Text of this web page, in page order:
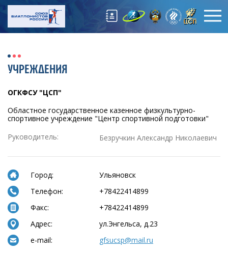
УЧРЕЖДЕНИЯ
ОГКФСУ "ЦСП"
Областное государственное казенное физкультурно-
спортивное учреждение "Центр спортивной подготовки"
Руководитель:
Безручкин Александр Николаевич
Город:
Ульяновск
Телефон:
+78422414899
Факс:
+78422414899
Адрес:
ул.Энгельса, д.23
e-mail:
gfsucsp@mail.ru